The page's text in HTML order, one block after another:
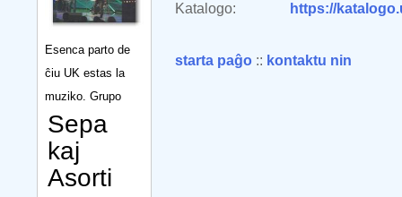
Esenca parto de
ĉiu UK estas la
muziko. Grupo
Sepa
kaj
Asorti
Katalogo:
https://
starta paĝo :: kontaktu nin